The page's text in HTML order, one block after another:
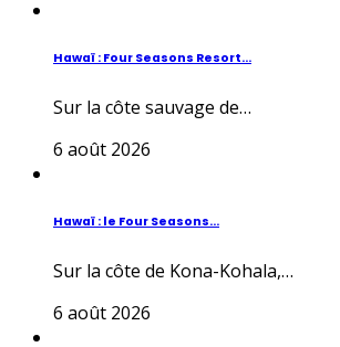
Hawaï : Four Seasons Resort...
Sur la côte sauvage de…
6 août 2026
Hawaï : le Four Seasons...
Sur la côte de Kona-Kohala,…
6 août 2026